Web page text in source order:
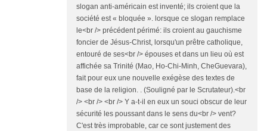
slogan anti-américain est inventé; ils croient que la
société est « bloquée ». lorsque ce slogan remplace
le<br /> précé­dent périmé: ils croient au gauchisme
foncier de Jésus-Christ, lorsqu'un prêtre catholique,
entouré de ses<br /> épouses et dans un lieu où est
affichée sa Trinité (Mao, Ho-Chi-Minh, CheGuevara),
fait pour eux une nouvelle exégèse des textes de
base de la religion. . (Souligné par le Scrutateur).<br
/> <br /> <br /> Y a-t-il en eux un souci obscur de leur
sécurité les pous­sant dans le sens du<br /> vent?
C'est très improbable, car ce sont justement des